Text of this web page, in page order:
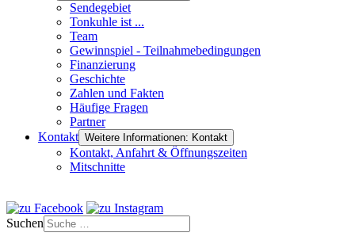
Sendegebiet
Tonkuhle ist ...
Team
Gewinnspiel - Teilnahmebedingungen
Finanzierung
Geschichte
Zahlen und Fakten
Häufige Fragen
Partner
Kontakt Weitere Informationen: Kontakt
Kontakt, Anfahrt & Öffnungszeiten
Mitschnitte
Suchen